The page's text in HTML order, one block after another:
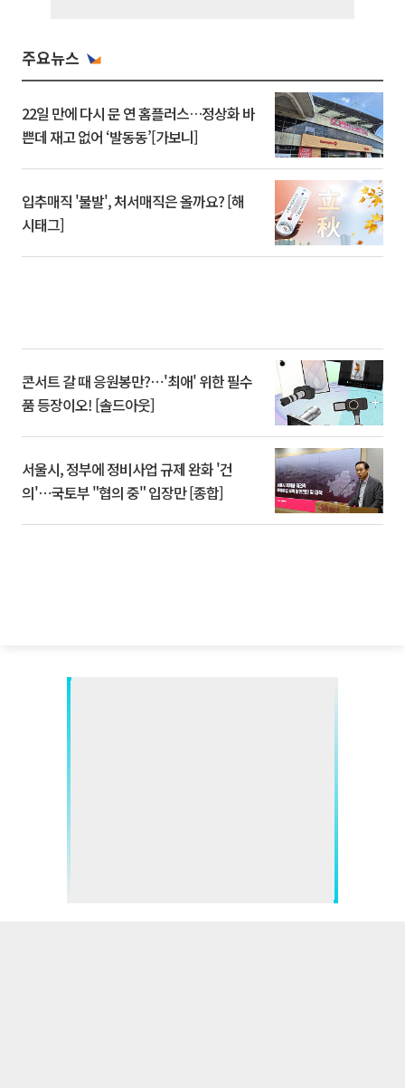
주요뉴스
22일 만에 다시 문 연 홈플러스…정상화 바
쁜데 재고 없어 ‘발동동’[가보니]
입추매직 '불발', 처서매직은 올까요? [해
시태그]
콘서트 갈 때 응원봉만?⋯'최애' 위한 필수
품 등장이오! [솔드아웃]
서울시, 정부에 정비사업 규제 완화 '건
의'⋯국토부 "협의 중" 입장만 [종합]